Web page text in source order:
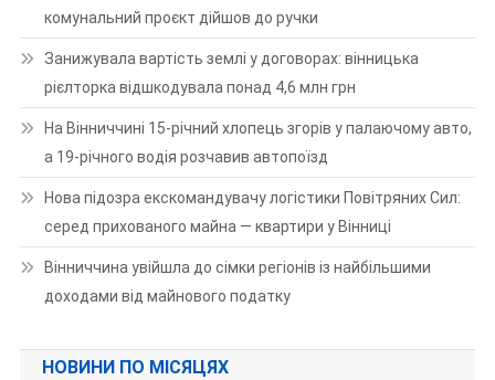
комунальний проєкт дійшов до ручки
Занижувала вартість землі у договорах: вінницька
рієлторка відшкодувала понад 4,6 млн грн
На Вінниччині 15-річний хлопець згорів у палаючому авто,
а 19-річного водія розчавив автопоїзд
Нова підозра екскомандувачу логістики Повітряних Сил:
серед прихованого майна — квартири у Вінниці
Вінниччина увійшла до сімки регіонів із найбільшими
доходами від майнового податку
НОВИНИ ПО МІСЯЦЯХ